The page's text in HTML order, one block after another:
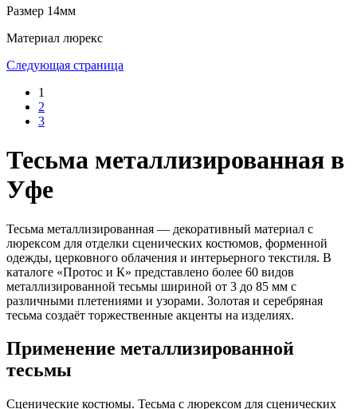
Размер 14мм
Материал люрекс
Следующая страница
1
2
3
Тесьма металлизированная в
Уфе
Тесьма металлизированная — декоративный материал с
люрексом для отделки сценических костюмов, форменной
одежды, церковного облачения и интерьерного текстиля. В
каталоге «Протос и К» представлено более 60 видов
металлизированной тесьмы шириной от 3 до 85 мм с
различными плетениями и узорами. Золотая и серебряная
тесьма создаёт торжественные акценты на изделиях.
Применение металлизированной
тесьмы
Сценические костюмы. Тесьма с люрексом для сценических